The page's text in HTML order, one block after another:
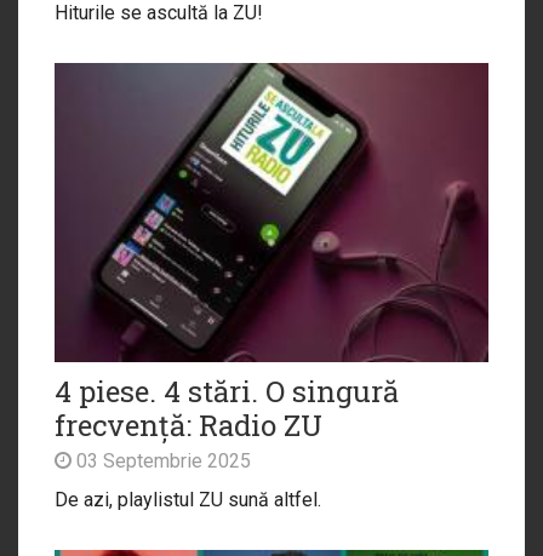
Hiturile se ascultă la ZU!
4 piese. 4 stări. O singură
frecvență: Radio ZU
03 Septembrie 2025
De azi, playlistul ZU sună altfel.